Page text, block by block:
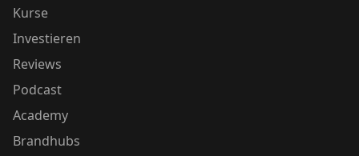
Kurse
Investieren
Reviews
Podcast
Academy
Brandhubs